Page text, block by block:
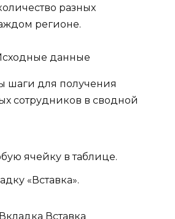
разных
регионе.
шаги для получения
сотрудников в сводной
ячейку в таблице.
«Вставка».